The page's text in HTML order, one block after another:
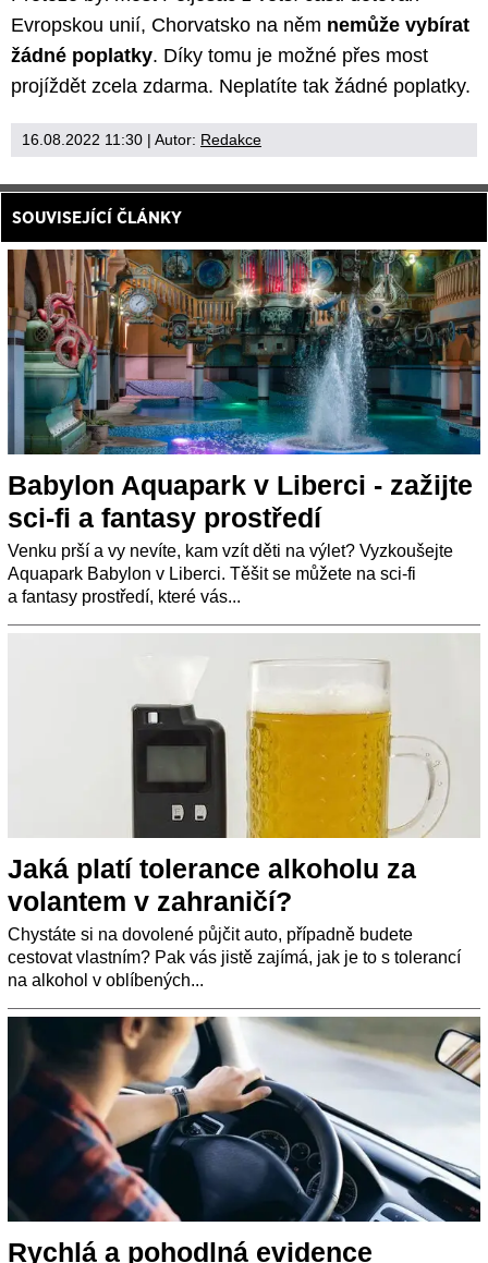
Evropskou unií, Chorvatsko na něm nemůže vybírat
žádné poplatky. Díky tomu je možné přes most
projíždět zcela zdarma. Neplatíte tak žádné poplatky.
16.08.2022 11:30 | Autor: Redakce
SOUVISEJÍCÍ ČLÁNKY
Babylon Aquapark v Liberci - zažijte
sci-fi a fantasy prostředí
Venku prší a vy nevíte, kam vzít děti na výlet? Vyzkoušejte
Aquapark Babylon v Liberci. Těšit se můžete na sci-fi
a fantasy prostředí, které vás...
Jaká platí tolerance alkoholu za
volantem v zahraničí?
Chystáte si na dovolené půjčit auto, případně budete
cestovat vlastním? Pak vás jistě zajímá, jak je to s tolerancí
na alkohol v oblíbených...
Rychlá a pohodlná evidence